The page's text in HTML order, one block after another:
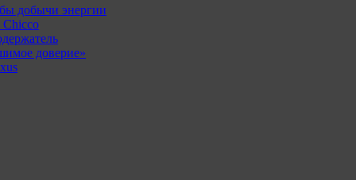
добычи энергии
Chicco
доверие»